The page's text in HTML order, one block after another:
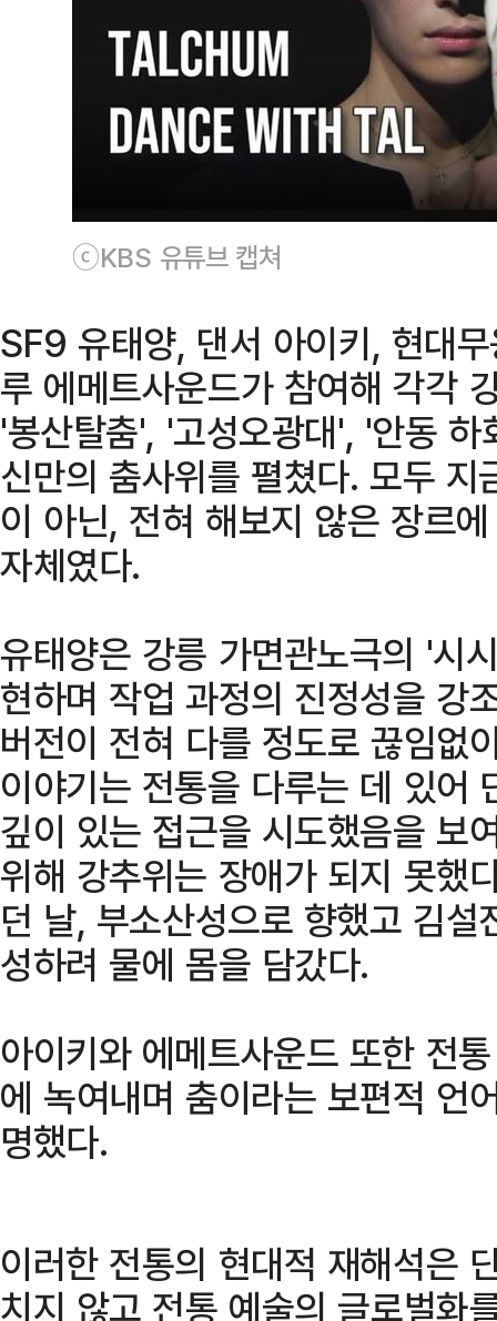
ⓒKBS 유튜브 캡쳐
SF9 유태양, 댄서 아이키, 현대
루 에메트사운드가 참여해 각각
'봉산탈춤', '고성오광대', '안동
신만의 춤사위를 펼쳤다. 모두
이 아닌, 전혀 해보지 않은 장르
자체였다.
유태양은 강릉 가면관노극의 '시
현하며 작업 과정의 진정성을 강
버전이 전혀 다를 정도로 끊임없
이야기는 전통을 다루는 데 있어
깊이 있는 접근을 시도했음을 보
위해 강추위는 장애가 되지 못했
던 날, 부소산성으로 향했고 김
성하려 물에 몸을 담갔다.
아이키와 에메트사운드 또한 전
에 녹여내며 춤이라는 보편적 언
명했다.
이러한 전통의 현대적 재해석은
치지 않고 전통 예술의 글로벌화